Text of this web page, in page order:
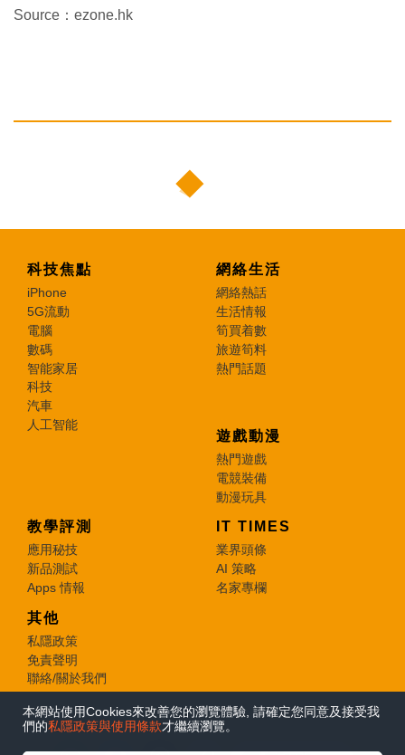
本網站使用Cookies來改善您的瀏覽體驗, 請確定您同意及接受我
們的私隱政策與使用條款才繼續瀏覽。
Source：ezone.hk
科技焦點
iPhone
5G流動
電腦
數碼
智能家居
科技
汽車
人工智能
網絡生活
網絡熱話
生活情報
筍買着數
旅遊筍料
熱門話題
遊戲動漫
熱門遊戲
電競裝備
動漫玩具
教學評測
應用秘技
新品測試
Apps 情報
IT TIMES
業界頭條
AI 策略
名家專欄
其他
私隱政策
免責聲明
聯絡/關於我們
© 2026 e-zone. All Rights Reserved.